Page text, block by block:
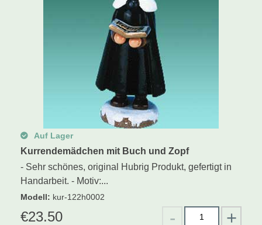
Auf Lager
Kurrendemädchen mit Buch und Zopf
- Sehr schönes, original Hubrig Produkt, gefertigt in
Handarbeit. - Motiv:...
Modell: kur-122h0002
€23.50